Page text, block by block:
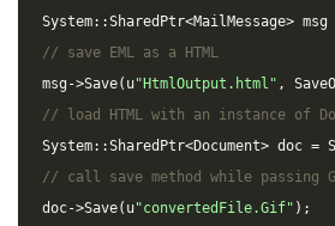
System::SharedPtr<MailMessage> msg
// save EML as a HTML
msg ->Save( u"HtmlOutput.html" ,
// load HTML with an instance of
System::SharedPtr<Document> doc =
// call save method while passing
doc->Save( u"convertedFile.Gif" );